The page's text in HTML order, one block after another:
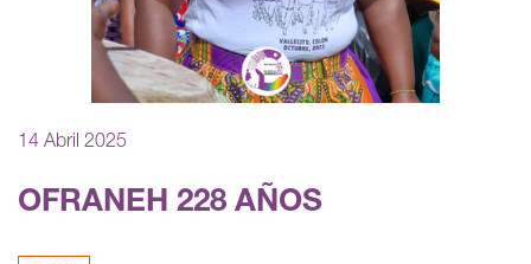
14 Abril 2025
OFRANEH 228 AÑOS